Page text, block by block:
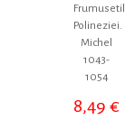
Polineziei.
Michel
1043-
1054
8,49€